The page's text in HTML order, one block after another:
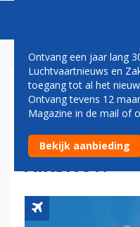
JAPAN
ORDER OP
AIRSHOW
Ontvang een jaar lang
Luchtvaartnieuws en
toegang tot al het
Ontvang tevens 12
Magazine in de mail of
Bekijk aanbieding